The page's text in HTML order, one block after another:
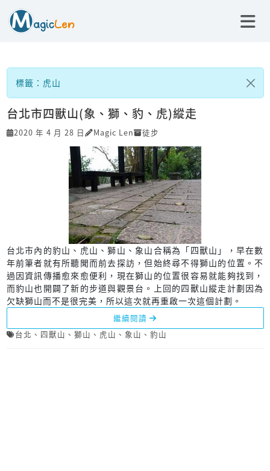
標籤：虎山
台北市四獸山(象、獅、豹、虎)縱走
2020 年 4 月 28 日 Magic Len 徒步
台北市內的豹山、虎山、獅山、象山合稱為「四獸山」，早在數
年前筆者就有所聽聞而前去探訪，但始終尋不得獅山的位置。不
過因資訊傳播愈來愈便利，現在獅山的位置很容易就能夠找到，
而豹山也開闢了新的步道與觀景台。上回的四獸山縱走計劃因為
欠缺獅山而不是很完美，所以這次就再重啟一次這個計劃。
繼續閱讀
台北 、 四獸山 、 獅山 、 虎山 、 象山 、 豹山